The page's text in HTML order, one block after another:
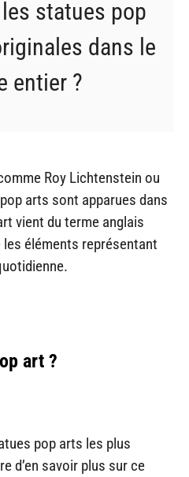
statues pop
dans le
entier ?
Roy Lichtenstein ou
arts sont apparues dans
vient du terme anglais
éléments représentant
art ?
pop arts les plus
d’en savoir plus sur ce